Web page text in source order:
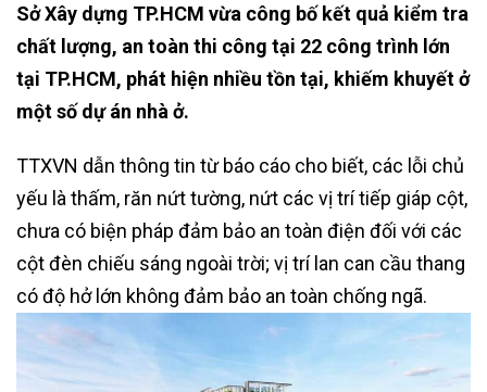
Sở Xây dựng TP.HCM vừa công bố kết quả kiểm tra
chất lượng, an toàn thi công tại 22 công trình lớn
tại TP.HCM, phát hiện nhiều tồn tại, khiếm khuyết ở
một số dự án nhà ở.
TTXVN dẫn thông tin từ báo cáo cho biết, các lỗi chủ
yếu là thấm, răn nứt tường, nứt các vị trí tiếp giáp cột,
chưa có biện pháp đảm bảo an toàn điện đối với các
cột đèn chiếu sáng ngoài trời; vị trí lan can cầu thang
có độ hở lớn không đảm bảo an toàn chống ngã.